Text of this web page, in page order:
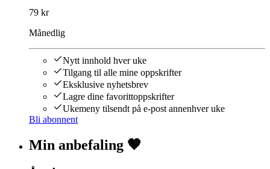
79 kr
Månedlig
Nytt innhold hver uke
Tilgang til alle mine oppskrifter
Eksklusive nyhetsbrev
Lagre dine favorittoppskrifter
Ukemeny tilsendt på e-post annenhver uke
Bli abonnent
Min anbefaling 🤎